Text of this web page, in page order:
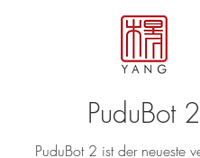
PuduBot 2
PuduBot 2 ist der neueste